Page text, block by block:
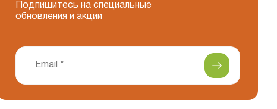
Подпишитесь на специальные
обновления и акции